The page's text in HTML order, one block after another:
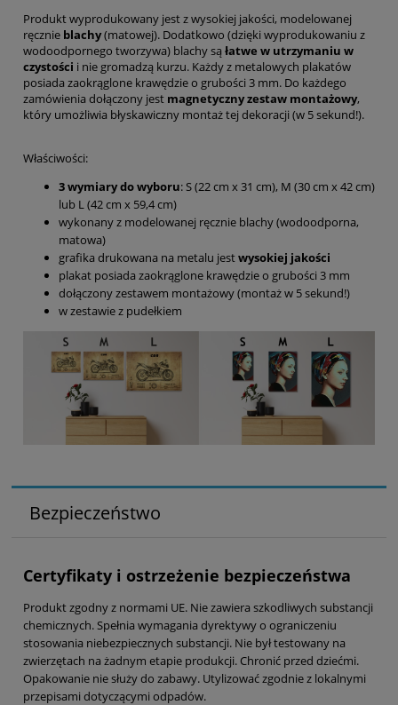
Produkt wyprodukowany jest z wysokiej jakości, modelowanej
ręcznie blachy(matowej). Dodatkowo (dzięki wyprodukowaniu z
wodoodpornego tworzywa) blachy są łatwe w utrzymaniu w
czystości i nie gromadzą kurzu. Każdy z metalowych plakatów
posiada zaokrąglone krawędzie o grubości 3 mm. Do każdego
zamówienia dołączony jest magnetyczny zestaw montażowy,
który umożliwia błyskawiczny montaż tej dekoracji (w 5 sekund!).
Właściwości:
3 wymiary do wyboru: S (22 cm x 31 cm), M (30 cm x 42 cm)
lub L (42 cm x 59,4 cm)
wykonany z modelowanej ręcznie blachy (wodoodporna,
matowa)
grafika drukowana na metalu jestwysokiej jakości
plakat posiada zaokrąglone krawędzie o grubości 3 mm
dołączony zestawem montażowy (montaż w 5 sekund!)
w zestawie z pudełkiem
Bezpieczeństwo
Certyfikaty i ostrzeżenie bezpieczeństwa
Produkt zgodny z normami UE. Nie zawiera szkodliwych substancji
chemicznych. Spełnia wymagania dyrektywy o ograniczeniu
stosowania niebezpiecznych substancji. Nie był testowany na
zwierzętach na żadnym etapie produkcji. Chronić przed dziećmi.
Opakowanie nie służy do zabawy. Utylizować zgodnie z lokalnymi
przepisami dotyczącymi odpadów.